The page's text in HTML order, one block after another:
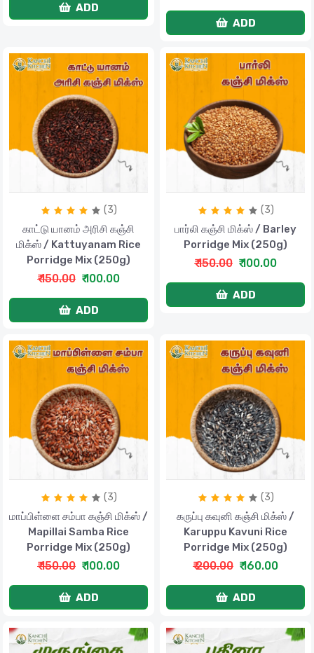
ADD
ADD
(3)
காட்டு யானம் அரிசி கஞ்சி
மிக்ஸ் / Kattuyanam Rice
Porridge Mix (250g)
₹ 150.00 ₹ 100.00
ADD
(3)
பார்லி கஞ்சி மிக்ஸ் / Barley
Porridge Mix (250g)
₹ 150.00 ₹ 100.00
ADD
(3)
மாப்பிள்ளை சம்பா கஞ்சி மிக்ஸ் /
Mapillai Samba Rice
Porridge Mix (250g)
₹ 150.00 ₹ 100.00
ADD
(3)
கருப்பு கவுனி கஞ்சி மிக்ஸ் /
Karuppu Kavuni Rice
Porridge Mix (250g)
₹ 200.00 ₹ 160.00
ADD